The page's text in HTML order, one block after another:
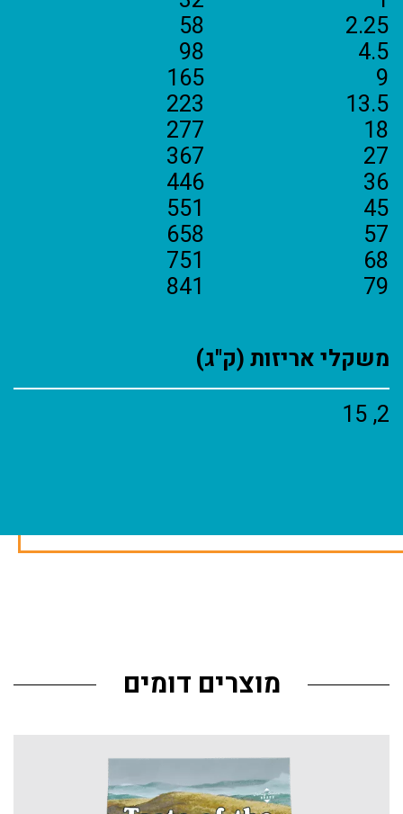
2.25
58
4.5
98
9
165
13.5
223
18
277
27
367
36
446
45
551
57
658
68
751
79
841
משקלי אריזות (ק"ג)
2, 15
מוצרים דומים